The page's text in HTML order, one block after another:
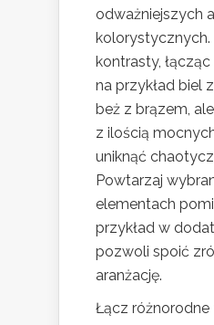
odważniejszych
kolorystycznych.
kontrasty,
na przykład biel
beż z brązem,
z ilością
uniknąć
Powtarzaj
elementach
przykład w
pozwoli spoić
aranżację.
Łącz różnorodne